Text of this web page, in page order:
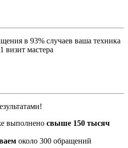
в 93% случаев ваша техника
визит мастера
выполнено свыше 150 тысяч
около 300 обращений